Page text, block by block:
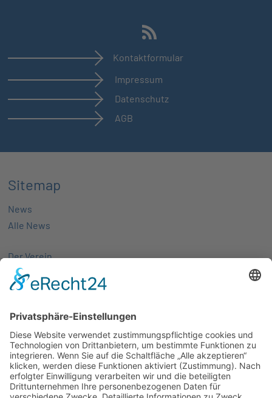
Kontaktformular
Impressum
Datenschutz
AGB
Sitemap
News
Alle News
Der Verein
Über uns
Aktivitäten
Mitgliedschaft
Partnernetze
Veranstaltungen
Alle Veranstaltungen